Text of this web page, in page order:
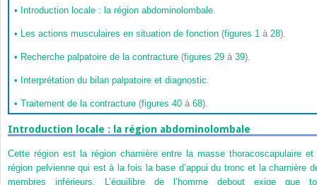
• Introduction locale : la région abdominolombale.
• Les actions musculaires en situation de fonction(figures 1à 28).
• Recherche palpatoire de la contracture(figures 29à 39).
• Interprétation du bilan palpatoire et diagnostic.
• Traitement de la contracture(figures 40à 68).
Introduction locale : la région abdominolombale
Cette région est la région charnière entre la masse thoracoscapulaire et
région pelvienne qui est à la fois la base d’appui du tronc et la charnière
membres inférieurs. L’équilibre de l’homme debout exige que